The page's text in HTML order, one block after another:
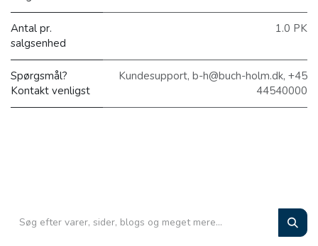
Antal pr.
salgsenhed
1.0 PK
Spørgsmål?
Kontakt venligst
Kundesupport, b-h@buch-holm.dk, +45
44540000